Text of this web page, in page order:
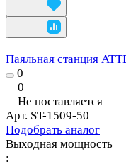
Паяльная станция
0
0
Не поставляется
Арт. ST-1509-50
Подобрать аналог
Выходная мощность
: